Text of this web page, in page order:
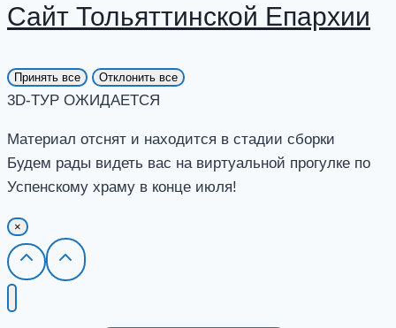
Сайт Тольяттинской Епархии
Принять все Отклонить все
3D-ТУР ОЖИДАЕТСЯ
Материал отснят и находится в стадии сборки
Будем рады видеть вас на виртуальной прогулке по
Успенскому храму в конце июля!
×